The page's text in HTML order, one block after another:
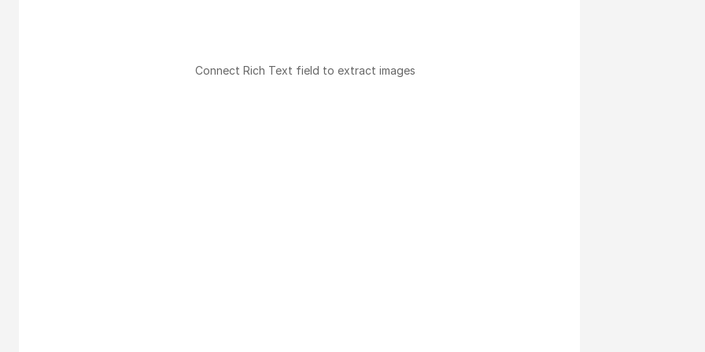
Connect Rich Text field to extract images